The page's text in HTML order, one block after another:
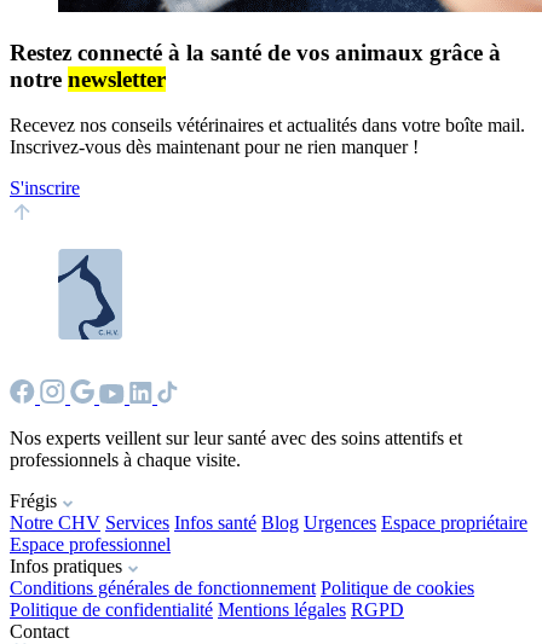
Restez connecté à la santé de vos animaux grâce à
notre newsletter
Recevez nos conseils vétérinaires et actualités dans votre boîte mail.
Inscrivez-vous dès maintenant pour ne rien manquer !
S'inscrire
Nos experts veillent sur leur santé avec des soins attentifs et
professionnels à chaque visite.
Frégis
Notre CHV Services Infos santé Blog Urgences Espace propriétaire
Espace professionnel
Infos pratiques
Conditions générales de fonctionnement Politique de cookies
Politique de confidentialité Mentions légales RGPD
Contact